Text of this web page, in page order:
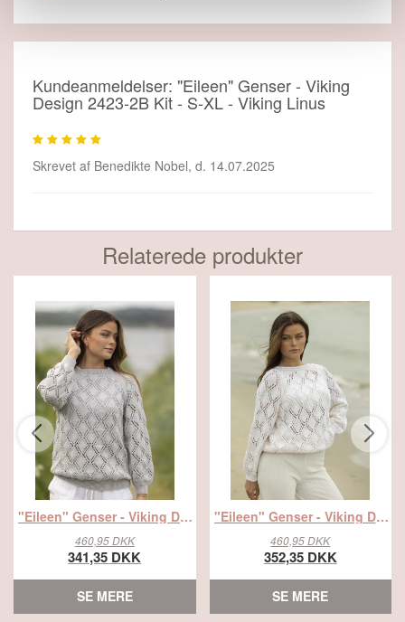
Kundeanmeldelser: "Eileen" Genser - Viking
Design 2423-2B Kit - S-XL - Viking Linus
Skrevet af Benedikte Nobel, d. 14.07.2025
Relaterede produkter
"Eileen" Genser - Viking Design 2423-2C Kit - S-XL - Viking Linus, fra Viking
460,95 DKK
341,35 DKK
SE MERE
"Eileen" Genser - Viking Design 2423-2A Kit - S-XL - Viking Linus, fra Viking
460,95 DKK
352,35 DKK
SE MERE